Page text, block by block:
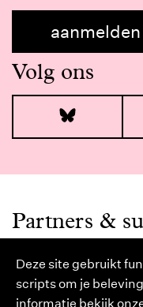
Deze site gebruikt
scripts om je
informatie bekijk
Volg ons
Partners &